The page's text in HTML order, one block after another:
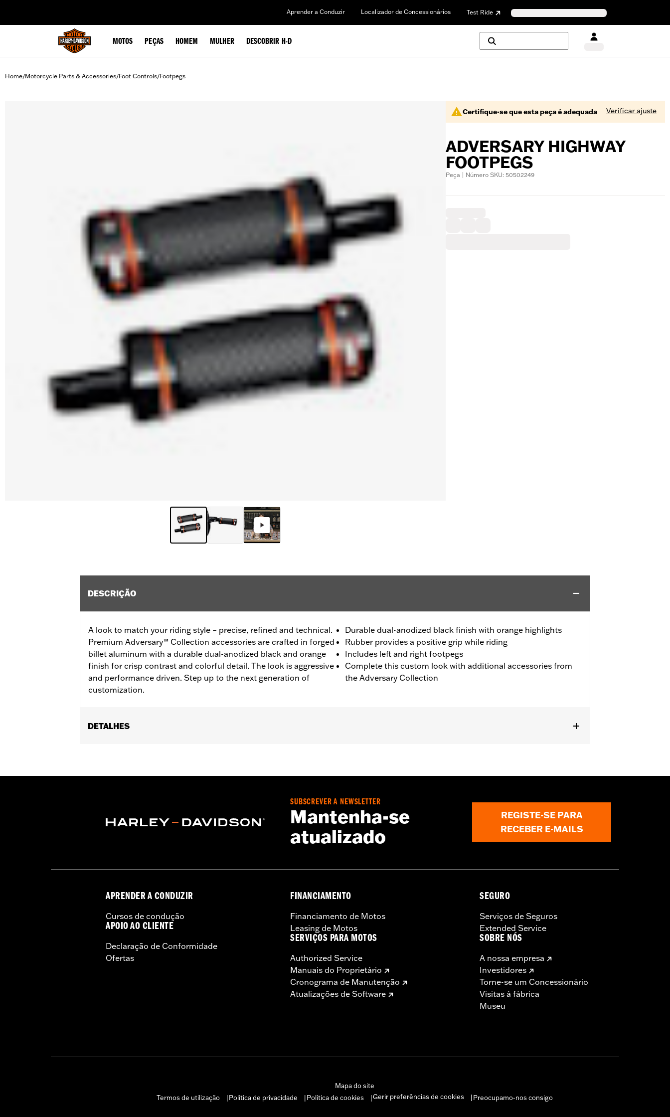
Aprender a Conduzir Localizador de Concessionários Test Ride
MOTOS PEÇAS HOMEM MULHER DESCOBRIR H-D
Home/Motorcycle Parts & Accessories/Foot Controls/Footpegs
Certifique-se que esta peça é adequada Verificar ajuste
ADVERSARY HIGHWAY
FOOTPEGS
Peça | Número SKU: 50502249
DESCRIÇÃO
A look to match your riding style – precise, refined and technical.
Premium Adversary™ Collection accessories are crafted in forged
billet aluminum with a durable dual-anodized black and orange
finish for crisp contrast and colorful detail. The look is aggressive
and performance driven. Step up to the next generation of
customization.
Durable dual-anodized black finish with orange highlights
Rubber provides a positive grip while riding
Includes left and right footpegs
Complete this custom look with additional accessories from
the Adversary Collection
DETALHES
Installation Instructions
Left and right footpegs and installation instructions
SUBSCREVER A NEWSLETTER
Mantenha-se
atualizado
REGISTE-SE PARA
RECEBER E-MAILS
APRENDER A CONDUZIR
Cursos de condução
APOIO AO CLIENTE
Declaração de Conformidade
Ofertas
FINANCIAMENTO
Financiamento de Motos
Leasing de Motos
SERVIÇOS PARA MOTOS
Authorized Service
Manuais do Proprietário
Cronograma de Manutenção
Atualizações de Software
SEGURO
Serviços de Seguros
Extended Service
SOBRE NÓS
A nossa empresa
Investidores
Torne-se um Concessionário
Visitas à fábrica
Museu
Mapa do site
Termos de utilização
Política de privacidade Política de cookies Gerir preferências de cookies Preocupamo-nos consigo